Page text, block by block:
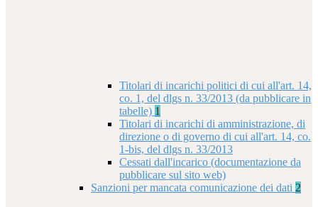
Titolari di incarichi politici di cui all'art. 14,
co. 1, del dlgs n. 33/2013 (da pubblicare in
tabelle) 1
Titolari di incarichi di amministrazione, di
direzione o di governo di cui all'art. 14, co.
1-bis, del dlgs n. 33/2013
Cessati dall'incarico (documentazione da
pubblicare sul sito web)
Sanzioni per mancata comunicazione dei dati 2